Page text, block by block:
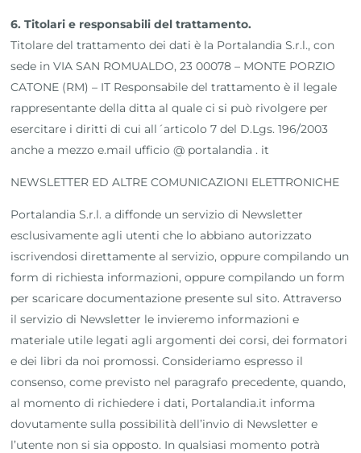
6. Titolari e responsabili del trattamento.
Titolare del trattamento dei dati è la Portalandia S.r.l., con
sede in VIA SAN ROMUALDO, 23 00078 – MONTE PORZIO
CATONE (RM) – IT Responsabile del trattamento è il legale
rappresentante della ditta al quale ci si può rivolgere per
esercitare i diritti di cui all´articolo 7 del D.Lgs. 196/2003
anche a mezzo e.mail ufficio @ portalandia . it
NEWSLETTER ED ALTRE COMUNICAZIONI ELETTRONICHE
Portalandia S.r.l. a diffonde un servizio di Newsletter
esclusivamente agli utenti che lo abbiano autorizzato
iscrivendosi direttamente al servizio, oppure compilando un
form di richiesta informazioni, oppure compilando un form
per scaricare documentazione presente sul sito. Attraverso
il servizio di Newsletter le invieremo informazioni e
materiale utile legati agli argomenti dei corsi, dei formatori
e dei libri da noi promossi. Consideriamo espresso il
consenso, come previsto nel paragrafo precedente, quando,
al momento di richiedere i dati, Portalandia.it informa
dovutamente sulla possibilità dell’invio di Newsletter e
l’utente non si sia opposto. In qualsiasi momento potrà